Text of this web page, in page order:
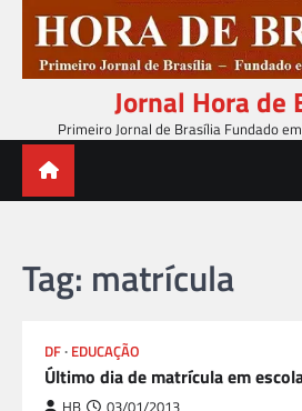
content
Jornal Hora de
Primeiro Jornal de Brasília Fundado
Tag: matrícula
DF EDUCAÇÃO
Último dia de matrícula em
HB 03/01/2013